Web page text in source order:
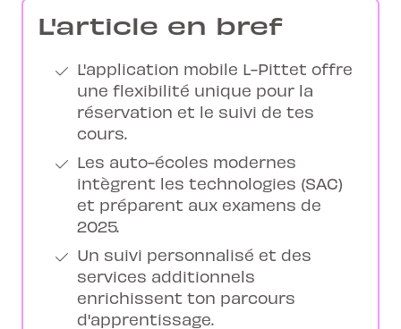
L'article en bref
L'application mobile L-Pittet offre
une flexibilité unique pour la
réservation et le suivi de tes
cours.
Les auto-écoles modernes
intègrent les technologies (SAC)
et préparent aux examens de
2025.
Un suivi personnalisé et des
services additionnels
enrichissent ton parcours
d'apprentissage.